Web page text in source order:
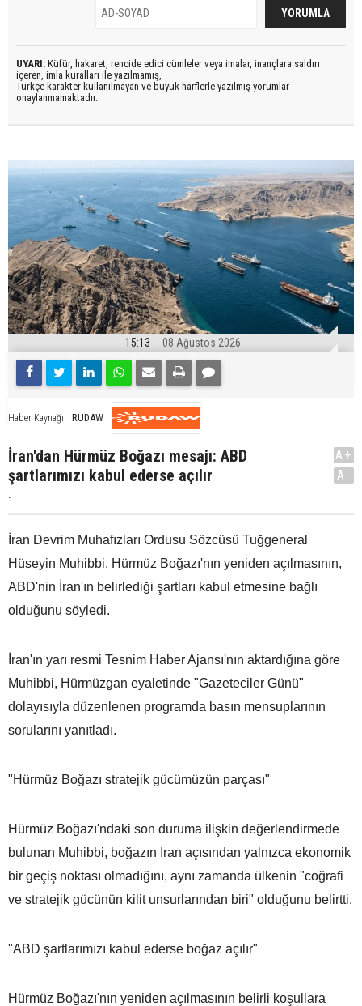
UYARI: Küfür, hakaret, rencide edici cümleler veya imalar, inançlara saldırı
içeren, imla kuralları ile yazılmamış,
Türkçe karakter kullanılmayan ve büyük harflerle yazılmış yorumlar
onaylanmamaktadır.
15:13 08 Ağustos 2026
Haber Kaynağı RUDAW
İran'dan Hürmüz Boğazı mesajı: ABD
şartlarımızı kabul ederse açılır
.
A+
A-
İran Devrim Muhafızları Ordusu Sözcüsü Tuğgeneral
Hüseyin Muhibbi, Hürmüz Boğazı'nın yeniden açılmasının,
ABD'nin İran'ın belirlediği şartları kabul etmesine bağlı
olduğunu söyledi.
İran'ın yarı resmi Tesnim Haber Ajansı'nın aktardığına göre
Muhibbi, Hürmüzgan eyaletinde "Gazeteciler Günü"
dolayısıyla düzenlenen programda basın mensuplarının
sorularını yanıtladı.
"Hürmüz Boğazı stratejik gücümüzün parçası"
Hürmüz Boğazı'ndaki son duruma ilişkin değerlendirmede
bulunan Muhibbi, boğazın İran açısından yalnızca ekonomik
bir geçiş noktası olmadığını, aynı zamanda ülkenin "coğrafi
ve stratejik gücünün kilit unsurlarından biri" olduğunu belirtti.
"ABD şartlarımızı kabul ederse boğaz açılır"
Hürmüz Boğazı'nın yeniden açılmasının belirli koşullara